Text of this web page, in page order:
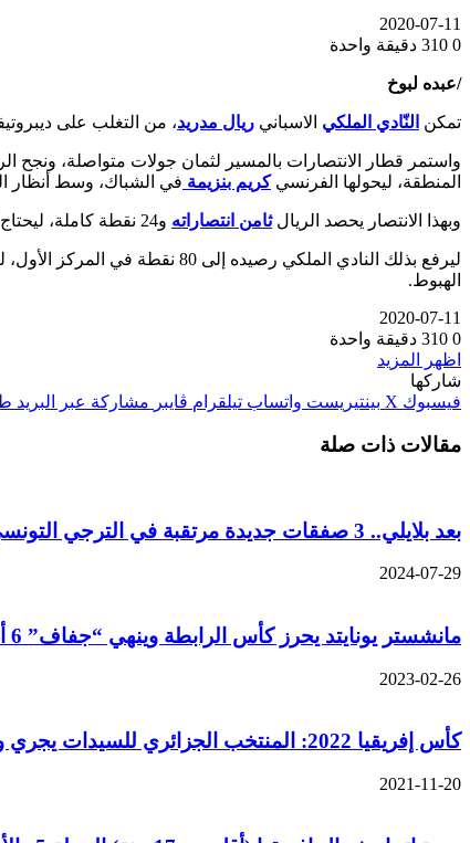
2020-07-11
0
دقيقة واحدة
/عبده لبوخ
تمكن النّادي الملكي الاسباني ريال مدريد، من التغلب على ديبروتيفو
واستمر قطار الانتصارات بالمسير لثمان جولات متواصلة، ونجح
المنطقة، ليحولها الفرنسيكريم بنزيمة في الشباك، وسط أنظار
وبهذا الانتصار يحصد الريالثامن انتصاراته و24 نقطة كاملة، ليحتاج لانتصارين جديدين في الجولات الثلاث المقبلة ليضمن اللقب.
الهبوط.
2020-07-11
0
دقيقة واحدة
اظهر المزيد
شاركها
فيسبوك ‫X بينتيريست واتساب تيلقرام ڤايبر مشاركة عبر البريد
مقالات ذات صلة
بعد بلايلي.. 3 صفقات جديدة مرتقبة في الترجي التونسي
2024-07-29
مانشستر يونايتد يحرز كأس الرابطة وينهي “جفاف” 6 أعوام
2023-02-26
كأس إفريقيا 2022: المنتخب الجزائري للسيدات يجري وديتين أمام تونس
2021-11-20